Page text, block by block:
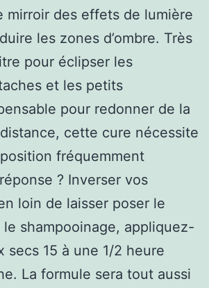
mirroir des effets de lumière
les zones d’ombre. Très
pour éclipser les
et les petits
pour redonner de la
cette cure nécessite
fréquemment
? Inverser vos
loin de laisser poser le
le shampooinage, appliquez-
secs 15 à une 1/2 heure
La formule sera tout aussi